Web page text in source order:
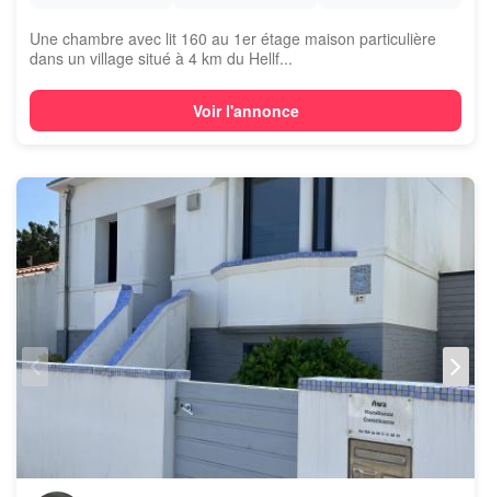
Une chambre avec lit 160 au 1er étage maison particulière
dans un village situé à 4 km du Hellf...
Voir l'annonce